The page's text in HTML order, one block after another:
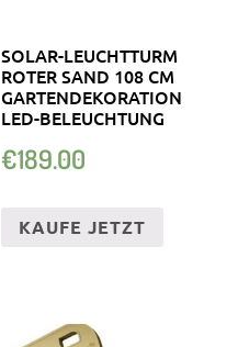
SOLAR-LEUCHTTURM
ROTER SAND 108 CM
GARTENDEKORATION
LED-BELEUCHTUNG
€189.00
KAUFE JETZT